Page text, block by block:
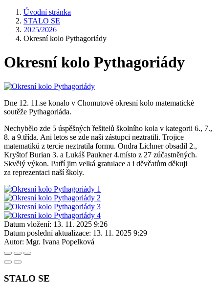
Úvodní stránka
STALO SE
2025/2026
Okresní kolo Pythagoriády
Okresní kolo Pythagoriády
Dne 12. 11.se konalo v Chomutově okresní kolo matematické
soutěže Pythagoriáda.
Nechybělo zde 5 úspěšných řešitelů školního kola v kategorii 6., 7.,
8. a 9.třída. Ani letos se zde naši zástupci neztratili. Trojice
matematiků z tercie neztratila formu. Ondra Lichner obsadil 2.,
Kryštof Burian 3. a Lukáš Paukner 4.místo z 27 zúčastněných.
Skvělý výkon. Patří jim velká gratulace a i děvčatům děkuji
za reprezentaci naší školy.
Datum vložení: 13. 11. 2025 9:26
Datum poslední aktualizace: 13. 11. 2025 9:29
Autor: Mgr. Ivana Popelková
STALO SE